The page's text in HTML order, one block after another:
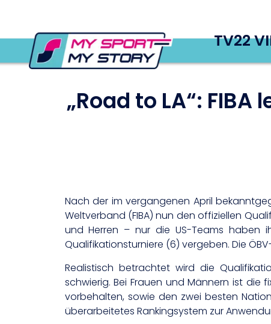
TV22
„Road to LA“:
Nach der im vergangenen April
Weltverband (FIBA) nun den offiziellen
und Herren – nur die US-Teams haben
Qualifikationsturniere (6) vergeben. Die
Realistisch betrachtet wird die
schwierig. Bei Frauen und Männern ist die
vorbehalten, sowie den zwei besten
überarbeitetes Rankingsystem zur